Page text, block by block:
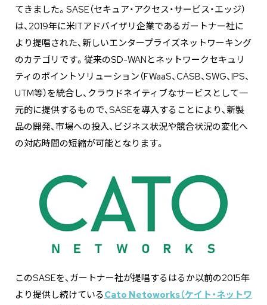
てきました。SASE（セキュア・アクセス・サービス・エッジ）
は、2019年に米ITアドバイザリ企業であるガートナー社に
より提唱された、新しいエンタープライズネットワーキング
のカテゴリです。従来のSD-WANとネットワークセキュリ
ティのポイントソリューション（FWaaS、CASB、SWG、IPS、
UTM等）を統合し、クラウドネイティブなサービスとして一
元的に提供するもので、SASEを導入することにより、新製
品の開発、市場への投入、ビジネス状況や競合状況の変化へ
の対応時間の短縮が可能となります。
このSASEを、ガートナー社が提唱するはるか以前の2015年
より提供し続けているCato Netoworks（ケイト・ネットワ